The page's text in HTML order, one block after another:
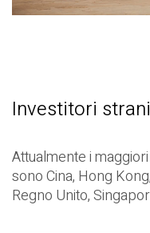
Investitori
Attualmente i
sono Cina, Hong
Regno Unito,